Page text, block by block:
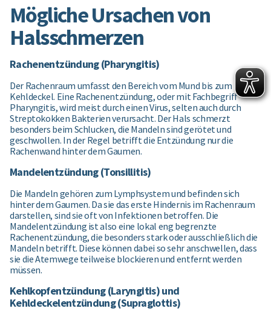
Mögliche Ursachen von
Halsschmerzen
Rachenentzündung (Pharyngitis)
Der Rachenraum umfasst den Bereich vom Mund bis zum
Kehldeckel. Eine Rachenentzündung, oder mit Fachbegriff
Pharyngitis, wird meist durch einen Virus, selten auch durch
Streptokokken Bakterien verursacht. Der Hals schmerzt
besonders beim Schlucken, die Mandeln sind gerötet und
geschwollen. In der Regel betrifft die Entzündung nur die
Rachenwand hinter dem Gaumen.
Mandelentzündung (Tonsillitis)
Die Mandeln gehören zum Lymphsystem und befinden sich
hinter dem Gaumen. Da sie das erste Hindernis im Rachenraum
darstellen, sind sie oft von Infektionen betroffen. Die
Mandelentzündung ist also eine lokal eng begrenzte
Rachenentzündung, die besonders stark oder ausschließlich die
Mandeln betrifft. Diese können dabei so sehr anschwellen, dass
sie die Atemwege teilweise blockieren und entfernt werden
müssen.
Kehlkopfentzündung (Laryngitis) und
Kehldeckelentzündung (Supraglottis)